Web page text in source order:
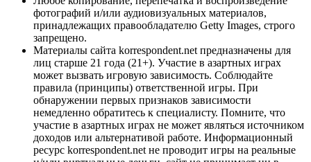
фотографий и/или аудиовизуальных материалов,
принадлежащих правообладателю Getty Images, строго
запрещено.
Материалы сайта korrespondent.net предназначены для
лиц старше 21 года (21+). Участие в азартных играх
может вызвать игровую зависимость. Соблюдайте
правила (принципы) ответственной игры. При
обнаружении первых признаков зависимости
немедленно обратитесь к специалисту. Помните, что
участие в азартных играх не может являться источником
доходов или альтернативой работе. Информационный
ресурс korrespondent.net не проводит игры на реальные